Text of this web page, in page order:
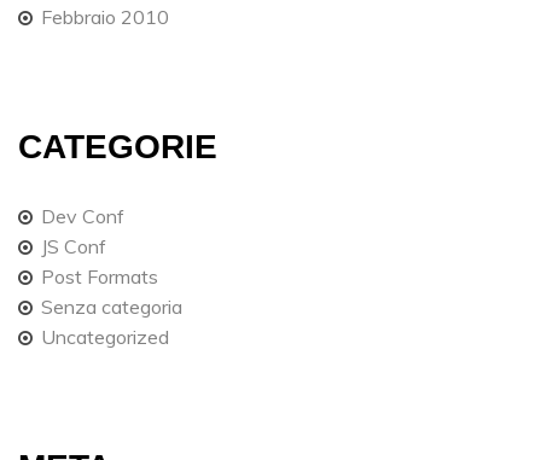
Febbraio 2010
CATEGORIE
Dev Conf
JS Conf
Post Formats
Senza categoria
Uncategorized